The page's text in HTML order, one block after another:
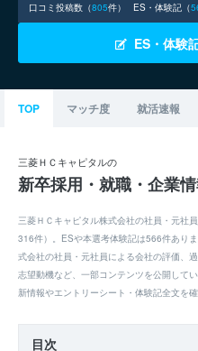
口コミ投稿数（805件） ES・体験記（
ES・体験
TOP マッチ度 就活速報
三菱ＨＣキャピタルの
新卒採用・就職・企業
三菱ＨＣキャピタル株式会社の社員・元社
316件）。ESや本選考体験記は566件あり
式会社の社員・元社員による会社の評価、
志望動機など、一部コンテンツを公開して
新情報やエントリーシート・体験記全文を
目次